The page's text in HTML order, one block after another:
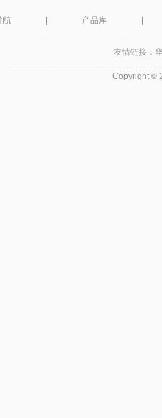
航 产品库
友情链接：
Copyright ©